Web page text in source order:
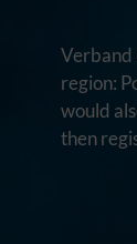
Verband
region:
would
then